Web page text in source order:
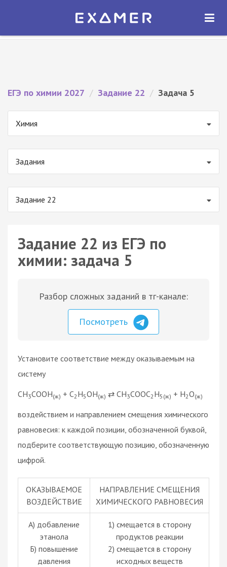
Экзамер — ЕГЭ 2027
ОТКРЫТЬ
ЕГЭ по химии 2027 / Задание 22 / Задача 5
Химия
Задания
Задание 22
Задание 22 из ЕГЭ по
химии: задача 5
Разбор сложных заданий в тг-канале:
Посмотреть
Установите соответствие между оказываемым на
систему
CH3COOH(ж) + C2 H5OH(ж) ⇄ CH3COOC2 H5(ж) + H2O(ж)
воздействием и направлением смещения химического
равновесия: к каждой позиции, обозначенной буквой,
подберите соответствующую позицию, обозначенную
цифрой.
ОКАЗЫВАЕМОЕ
ВОЗДЕЙСТВИЕ
НАПРАВЛЕНИЕ СМЕЩЕНИЯ
ХИМИЧЕСКОГО РАВНОВЕСИЯ
А) добавление
этанола
Б) повышение
давления
1) смещается в сторону
продуктов реакции
2) смещается в сторону
исходных веществ